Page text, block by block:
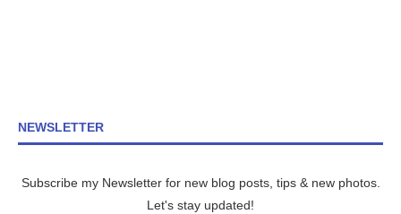
NEWSLETTER
Subscribe my Newsletter for new blog posts, tips & new photos.
Let's stay updated!